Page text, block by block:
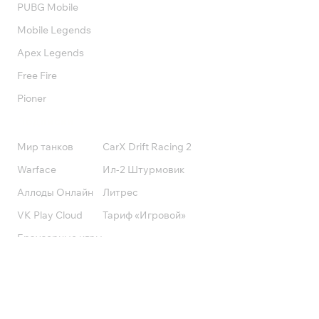
PUBG Mobile
Mobile Legends
Apex Legends
Free Fire
Pioner
Мир танков
Warface
Аллоды Онлайн
VK Play Cloud
Браузерные игры
CarX Drift Racing 2
Ил-2 Штурмовик
Литрес
Тариф «Игровой»